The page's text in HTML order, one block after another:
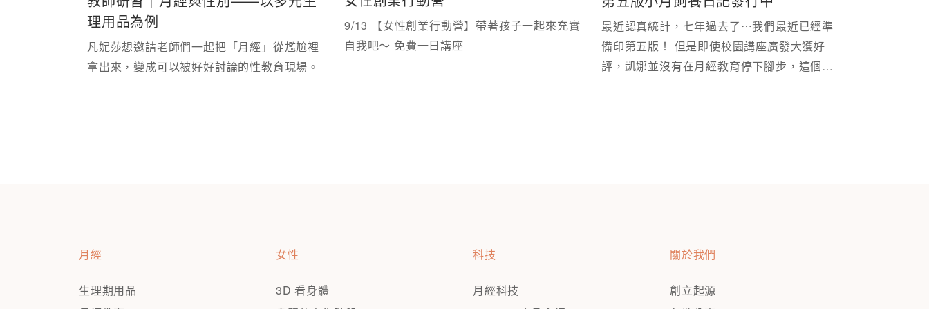
理用品為例
凡妮莎想邀請老師們一起把「月經」從尷尬裡
9/13 【女性創業行動營】帶著孩子一起來充實
最近認真統計，七年過去了⋯我們最近已經準
備印第五版！ 但是即使校園講座廣發大獲好
評，凱娜並沒有在月經教育停下腳步，這個月
月經
生理期用品
女性
3D 看身體
科技
月經科技
關於我們
創立起源